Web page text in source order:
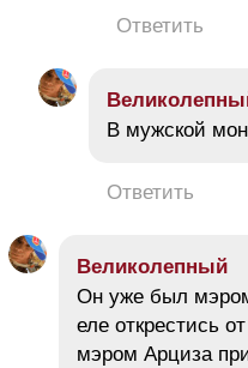
Ответить
В мужской
Ответить
Великолепный
Он уже был
еле открестись
мэром Арциза